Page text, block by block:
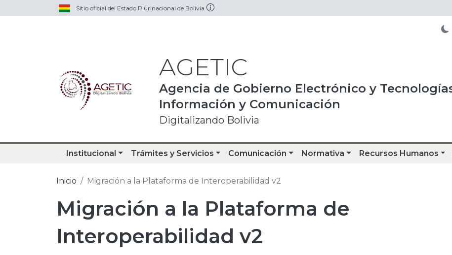
Pasar al contenido principalSitio oficial del Estado Plurinacional de Bolivia
AGETIC
Agencia de Gobierno Electrónico y
Información y Comunicación
Digitalizando Bolivia
Institucional Trámites y Servicios Comunicación Normativa Recursos Humanos
Inicio Migración a la Plataforma de Interoperabilidad v2
Migración a la Plataforma de
Interoperabilidad v2